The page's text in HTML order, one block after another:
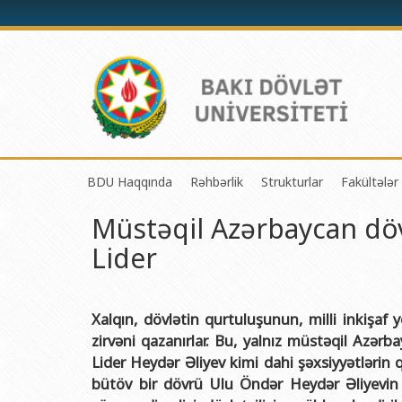
BDU Haqqında
BDU-nun tarixi
BDU-nun Missiya və Strateji inkişaf planı
Akkreditasiya haqqında Sertifikat
BDU-nun üzv olduğu beynəlxalq təşkilatlar
BDU-nun qrant layihələri
Rəhbərlik
Rektor
Dekanlar
Həmkarlar İttifaqı Komitəsi
Tədris Metodiki Şura
Strukturlar
Tədrisin təşkili və
Beynəlxalq əlaqələr
Xarici tələbələrlə iş
İctimaiyyətlə
Fakültələr
Kimya
Müstəqil Azərbaycan
Lider
Xalqın, dövlətin qurtuluşunun, milli inkişaf
zirvəni qazanırlar. Bu, yalnız müstəqil
Lider Heydər Əliyev kimi dahi şəxsiyyətlərin
bütöv bir dövrü Ulu Öndər Heydər Əliyevin